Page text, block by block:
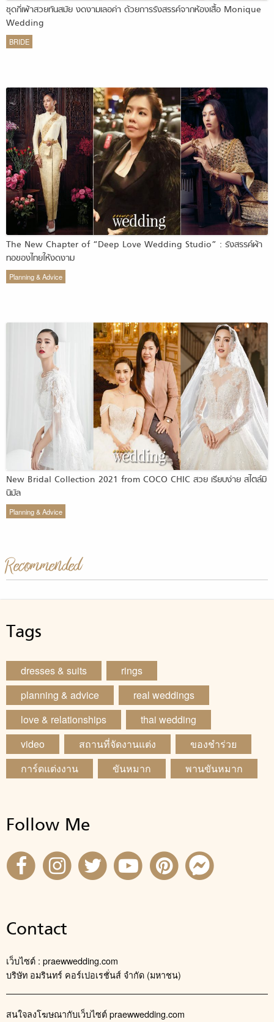
ชุดกี่เพ้าสวยทันสมัย งดงามเลอค่า ด้วยการรังสรรค์จากห้องเสื้อ Monique
Wedding
BRIDE
The New Chapter of “Deep Love Wedding Studio” : รังสรรค์ผ้า
ทอของไทยให้งดงาม
Planning & Advice
New Bridal Collection 2021 from COCO CHIC สวย เรียบง่าย สไตล์มิ
นิมัล
Planning & Advice
Recommended
Tags
dresses & suits
rings
planning & advice
real weddings
love & relationships
thai wedding
video
สถานที่จัดงานแต่ง
ของชำร่วย
การ์ดแต่งงาน
ขันหมาก พานขันหมาก
Follow Me
Contact
เว็บไซต์ : praewwedding.com
บริษัท อมรินทร์ คอร์เปอเรชั่นส์ จำกัด (มหาชน)
สนใจลงโฆษณากับเว็บไซต์ praewwedding.com